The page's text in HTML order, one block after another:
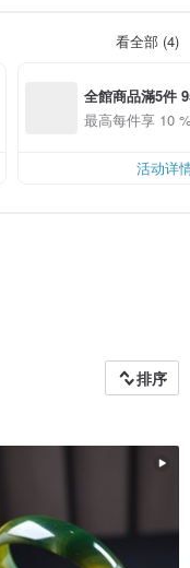
看全部 (4)
全館商品滿5件
折優惠
最高每件享 10
活动详
排序